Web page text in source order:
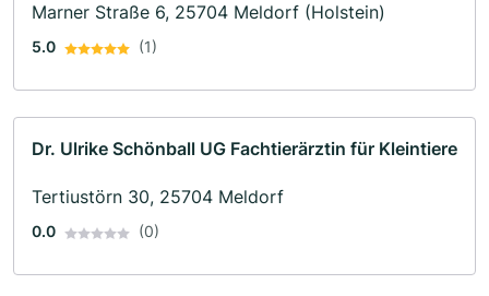
Marner Straße 6, 25704 Meldorf (Holstein)
5.0 (1)
Dr. Ulrike Schönball UG Fachtierärztin für Kleintiere
Tertiustörn 30, 25704 Meldorf
0.0 (0)